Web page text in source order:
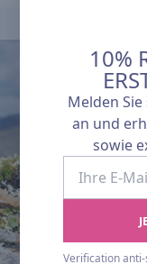
IM
10%
Melden
an und
sowie
Verification